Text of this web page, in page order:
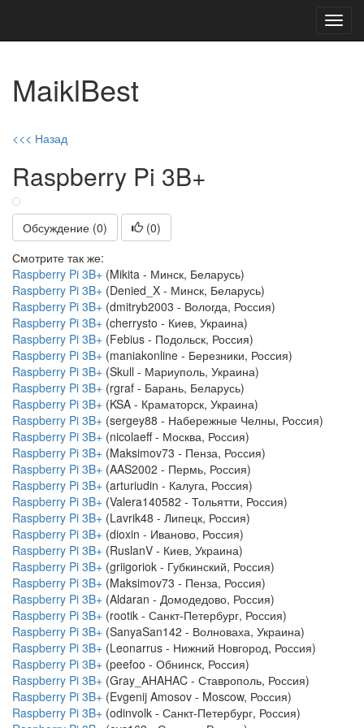
MaiklBest
<<< Назад
Raspberry Pi 3B+
Обсуждение (0) (0)
Смотрите так же:
Raspberry Pi 3B+ (Mikita - Минск, Беларусь)
Raspberry Pi 3B+ (Denied_X - Минск, Беларусь)
Raspberry Pi 3B+ (dmitryb2003 - Вологда, Россия)
Raspberry Pi 3B+ (cherrysto - Киев, Украина)
Raspberry Pi 3B+ (Febius - Подольск, Россия)
Raspberry Pi 3B+ (maniakonline - Березники, Россия)
Raspberry Pi 3B+ (Skull - Мариуполь, Украина)
Raspberry Pi 3B+ (rgraf - Барань, Беларусь)
Raspberry Pi 3B+ (KSA - Краматорск, Украина)
Raspberry Pi 3B+ (sergey88 - Набережные Челны, Россия)
Raspberry Pi 3B+ (nicolaeff - Москва, Россия)
Raspberry Pi 3B+ (Maksimov73 - Пенза, Россия)
Raspberry Pi 3B+ (AAS2002 - Пермь, Россия)
Raspberry Pi 3B+ (arturiudin - Калуга, Россия)
Raspberry Pi 3B+ (Valera140582 - Тольятти, Россия)
Raspberry Pi 3B+ (Lavrik48 - Липецк, Россия)
Raspberry Pi 3B+ (dioxin - Иваново, Россия)
Raspberry Pi 3B+ (RuslanV - Киев, Украина)
Raspberry Pi 3B+ (griigoriok - Губкинский, Россия)
Raspberry Pi 3B+ (Maksimov73 - Пенза, Россия)
Raspberry Pi 3B+ (Aldaran - Домодедово, Россия)
Raspberry Pi 3B+ (rootik - Санкт-Петербург, Россия)
Raspberry Pi 3B+ (SanyaSan142 - Волноваха, Украина)
Raspberry Pi 3B+ (Leonarrus - Нижний Новгород, Россия)
Raspberry Pi 3B+ (peefoo - Обнинск, Россия)
Raspberry Pi 3B+ (Gray_AHAHAC - Ставрополь, Россия)
Raspberry Pi 3B+ (Evgenij Amosov - Moscow, Россия)
Raspberry Pi 3B+ (odinvolk - Санкт-Петербург, Россия)